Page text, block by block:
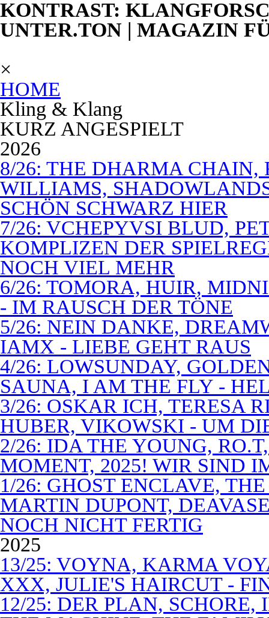
KONTRAST:
UNTER.TON | MAGAZIN
×
HOME
Kling & Klang
KURZ ANGESPIELT
2026
8/26: THE DHARMA CHAIN,
WILLIAMS,
SCHÖN SCHWARZ HIER
7/26: VCHEPYVSI BLUD,
KOMPLIZEN DER
NOCH VIEL MEHR
6/26: TOMORA, HUIR,
- IM RAUSCH DER TÖNE
5/26: NEIN DANKE,
IAMX - LIEBE GEHT RAUS
4/26: LOWSUNDAY,
SAUNA, I AM THE FLY -
3/26: OSKAR ICH, TERESA
HUBER, VIKOWSKI - UM
2/26: IDA THE YOUNG,
MOMENT, 2025! WIR SIND
1/26: GHOST ENCLAVE,
MARTIN DUPONT,
NOCH NICHT FERTIG
2025
13/25: VOYNA, KARMA
XXX, JULIE'S HAIRCUT -
12/25: DER PLAN,